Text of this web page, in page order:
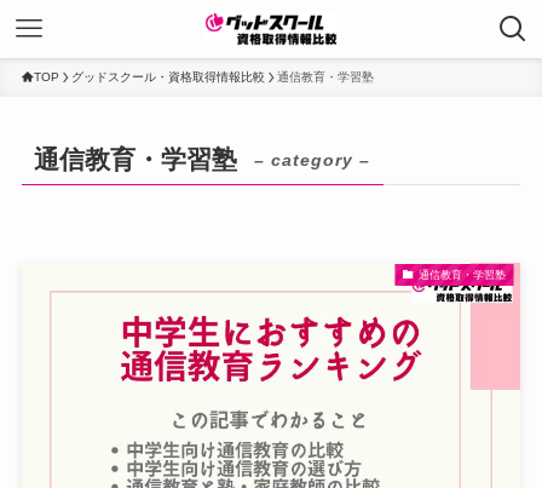
TOP グッドスクール・資格取得情報比較 通信教育・学習塾
通信教育・学習塾 – category –
通信教育・学習塾